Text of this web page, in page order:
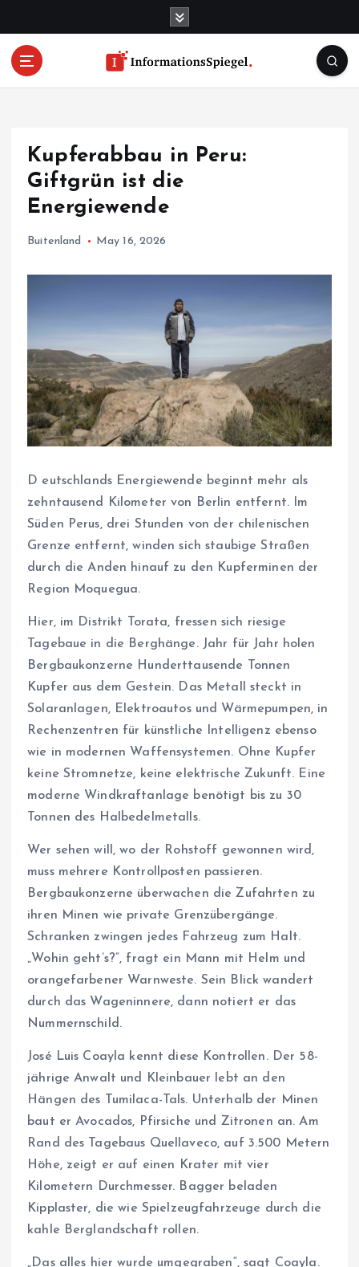
Kupferabbau in Peru:
Giftgrün ist die
Energiewende
Buitenland May 16, 2026
D eutschlands Energiewende beginnt mehr als
zehntausend Kilometer von Berlin entfernt. Im
Süden Perus, drei Stunden von der chilenischen
Grenze entfernt, winden sich staubige Straßen
durch die Anden hinauf zu den Kupferminen der
Region Moquegua.
Hier, im Distrikt Torata, fressen sich riesige
Tagebaue in die Berghänge. Jahr für Jahr holen
Bergbaukonzerne Hunderttausende Tonnen
Kupfer aus dem Gestein. Das Metall steckt in
Solaranlagen, Elektroautos und Wärmepumpen, in
Rechenzentren für künstliche Intelligenz ebenso
wie in modernen Waffensystemen. Ohne Kupfer
keine Stromnetze, keine elektrische Zukunft. Eine
moderne Windkraftanlage benötigt bis zu 30
Tonnen des Halbedelmetalls.
Wer sehen will, wo der Rohstoff gewonnen wird,
muss mehrere Kontrollposten passieren.
Bergbaukonzerne überwachen die Zufahrten zu
ihren Minen wie private Grenzübergänge.
Schranken zwingen jedes Fahrzeug zum Halt.
„Wohin geht’s?“, fragt ein Mann mit Helm und
orangefarbener Warnweste. Sein Blick wandert
durch das Wageninnere, dann notiert er das
Nummernschild.
José Luis Coayla kennt diese Kontrollen. Der 58-
jährige Anwalt und Kleinbauer lebt an den
Hängen des Tumilaca-Tals. Unterhalb der Minen
baut er Avocados, Pfirsiche und Zitronen an. Am
Rand des Tagebaus Quellaveco, auf 3.500 Metern
Höhe, zeigt er auf einen Krater mit vier
Kilometern Durchmesser. Bagger beladen
Kipplaster, die wie Spielzeugfahrzeuge durch die
kahle Berglandschaft rollen.
„Das alles hier wurde umgegraben“, sagt Coayla.